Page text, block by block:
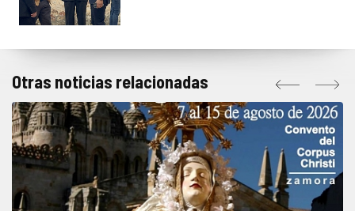
Otras noticias relacionadas